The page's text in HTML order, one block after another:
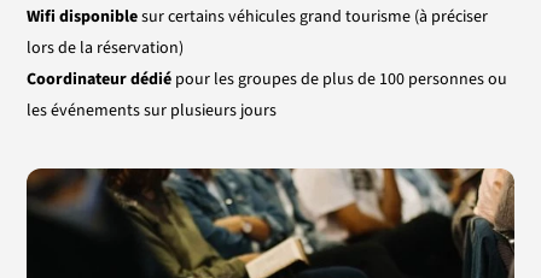
Wifi disponiblesur certains véhicules grand tourisme (à préciser
lors de la réservation)
Coordinateur dédié pour les groupes de plus de 100 personnes ou
les événements sur plusieurs jours